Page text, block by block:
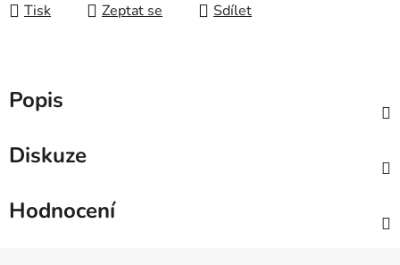
Tisk Zeptat se Sdílet
Popis
Diskuze
Hodnocení